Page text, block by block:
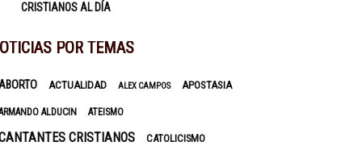
CRISTIANOS AL DÍA
POR TEMAS
ACTUALIDAD ALEX CAMPOS APOSTASIA
ALDUCIN ATEISMO
CRISTIANOS CATOLICISMO